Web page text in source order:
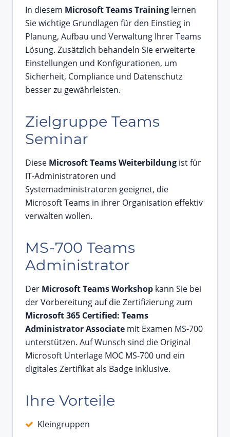
In diesem Microsoft Teams Training lernen
Sie wichtige Grundlagen für den Einstieg in
Planung, Aufbau und Verwaltung Ihrer Teams
Lösung. Zusätzlich behandeln Sie erweiterte
Einstellungen und Konfigurationen, um
Sicherheit, Compliance und Datenschutz
besser zu gewährleisten.
Zielgruppe Teams
Seminar
Diese Microsoft Teams Weiterbildung ist für
IT-Administratoren und
Systemadministratoren geeignet, die
Microsoft Teams in ihrer Organisation effektiv
verwalten wollen.
MS-700 Teams
Administrator
Der Microsoft Teams Workshop kann Sie bei
der Vorbereitung auf die Zertifizierung zum
Microsoft 365 Certified: Teams
Administrator Associate mit Examen MS-700
unterstützen. Auf Wunsch sind die Original
Microsoft Unterlage MOC MS-700 und ein
digitales Zertifikat als Badge inklusive.
Ihre Vorteile
Kleingruppen